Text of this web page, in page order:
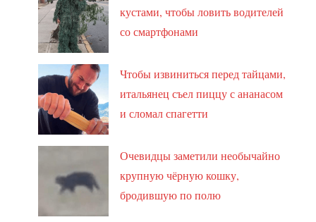
кустами, чтобы ловить водителей
со смартфонами
Чтобы извиниться перед тайцами,
итальянец съел пиццу с ананасом
и сломал спагетти
Очевидцы заметили необычайно
крупную чёрную кошку,
бродившую по полю